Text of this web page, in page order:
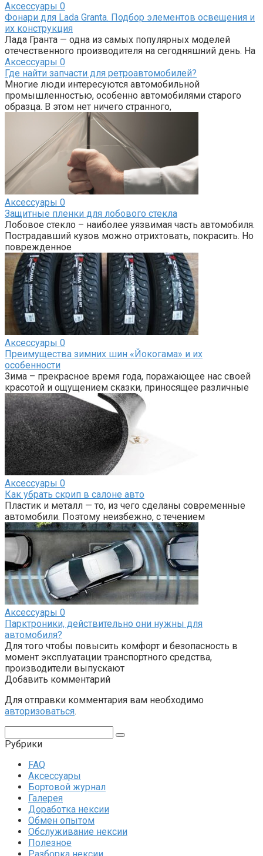
Аксессуары 0
Фонари для Lada Granta. Подбор элементов освещения и
их конструкция
Лада Гранта — одна из самых популярных моделей
отечественного производителя на сегодняшний день. На
Аксессуары 0
Где найти запчасти для ретроавтомобилей?
Многие люди интересуются автомобильной
промышленностью, особенно автомобилями старого
образца. В этом нет ничего странного,
Аксессуары 0
Защитные пленки для лобового стекла
Лобовое стекло – наиболее уязвимая часть автомобиля.
Пострадавший кузов можно отрихтовать, покрасить. Но
поврежденное
Аксессуары 0
Преимущества зимних шин «Йокогама» и их
особенности
Зима – прекрасное время года, поражающее нас своей
красотой и ощущением сказки, приносящее различные
Аксессуары 0
Как убрать скрип в салоне авто
Пластик и металл — то, из чего сделаны современные
автомобили. Поэтому неизбежно, с течением
Аксессуары 0
Парктроники, действительно они нужны для
автомобиля?
Для того чтобы повысить комфорт и безопасность в
момент эксплуатации транспортного средства,
производители выпускают
Добавить комментарий
Для отправки комментария вам необходимо
авторизоваться.
Рубрики
FAQ
Аксессуары
Бортовой журнал
Галерея
Доработка нексии
Обмен опытом
Обслуживание нексии
Полезное